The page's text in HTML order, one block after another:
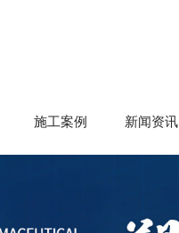
施工案例 新闻资讯